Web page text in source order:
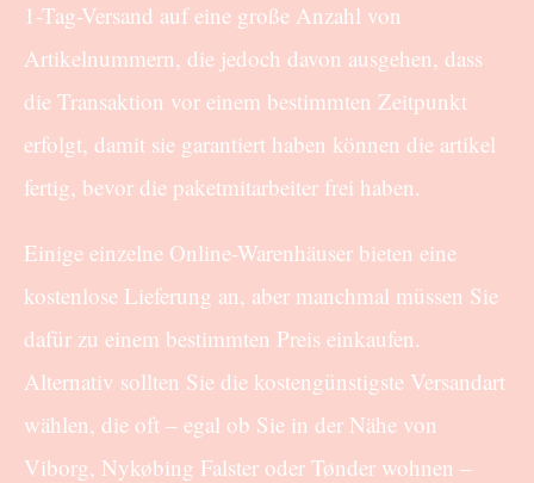
1-Tag-Versand auf eine große Anzahl von
Artikelnummern, die jedoch davon ausgehen, dass
die Transaktion vor einem bestimmten Zeitpunkt
erfolgt, damit sie garantiert haben können die artikel
fertig, bevor die paketmitarbeiter frei haben.
Einige einzelne Online-Warenhäuser bieten eine
kostenlose Lieferung an, aber manchmal müssen Sie
dafür zu einem bestimmten Preis einkaufen.
Alternativ sollten Sie die kostengünstigste Versandart
wählen, die oft – egal ob Sie in der Nähe von
Viborg, Nykøbing Falster oder Tønder wohnen –